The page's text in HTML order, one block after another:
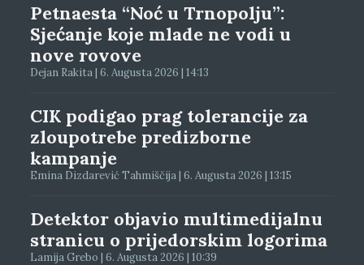
Petnaesta “Noć u Trnopolju”:
Sjećanje koje mlade ne vodi u
nove rovove
Dejan Rakita | 6. Augusta 2026 | 14:13
CIK podigao prag tolerancije za
zloupotrebe predizborne
kampanje
Emina Dizdarević Tahmiščija | 6. Augusta 2026 | 13:15
Detektor objavio multimedijalnu
stranicu o prijedorskim logorima
Lamija Grebo | 6. Augusta 2026 | 10:39